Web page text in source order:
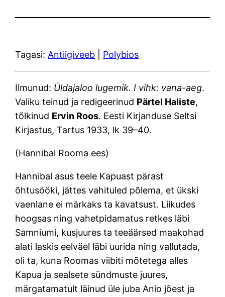
Tagasi: Antiigiveeb Polybios
Ilmunud: Üldajaloo lugemik. I vihk: vana-aeg.
Valiku teinud ja redigeerinud Pärtel Haliste,
tõlkinud Ervin Roos. Eesti Kirjanduse Seltsi
Kirjastus, Tartus 1933, lk 39–40.
(Hannibal Rooma ees)
Hannibal asus teele Kapuast pärast
õhtusööki, jättes vahituled põlema, et ükski
vaenlane ei märkaks ta kavatsust. Liikudes
hoogsas ning vahetpidamatus retkes läbi
Samniumi, kusjuures ta teeäärsed maakohad
alati laskis eelväel läbi uurida ning vallutada,
oli ta, kuna Roomas viibiti mõtetega alles
Kapua ja sealsete sündmuste juures,
märgatamatult läinud üle juba Anio jõest ja